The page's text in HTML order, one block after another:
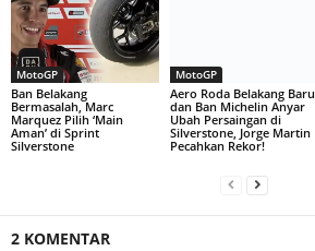
MotoGP
Ban Belakang
Bermasalah, Marc
Marquez Pilih ‘Main
Aman’ di Sprint
Silverstone
MotoGP
Aero Roda Belakang Baru
dan Ban Michelin Anyar
Ubah Persaingan di
Silverstone, Jorge Martin
Pecahkan Rekor!
2 KOMENTAR